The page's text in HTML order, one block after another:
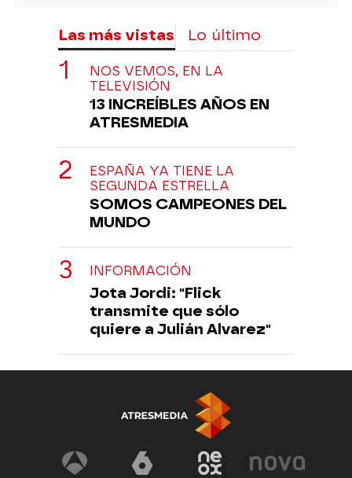
Las más vistas Lo último
NOS VEMOS, EN LA
TELEVISIÓN
13 INCREÍBLES AÑOS EN
ATRESMEDIA
ESPAÑA YA TIENE LA
SEGUNDA ESTRELLA
SOMOS CAMPEONES DEL
MUNDO
INFORMACIÓN
Jota Jordi: "Flick
transmite que sólo
quiere a Julián Alvarez"